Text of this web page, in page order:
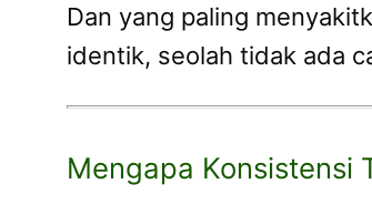
Dan yang paling
identik, seolah tidak ada
Mengapa Konsistensi